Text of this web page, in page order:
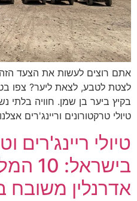
אתם רוצים לעשות את הצעד הזה
לצטת לטבע, לצאת ליער? צפו
בקיץ ביער בן שמן. חוויה
טיולי טרקטורונים וריינג'רים
טיולי ריינג'רים
אדרנלין משובח